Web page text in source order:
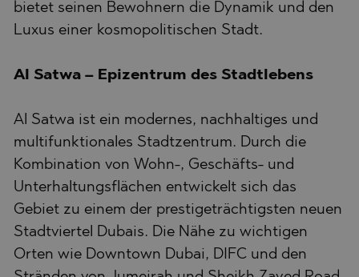
bietet seinen Bewohnern die Dynamik und den
Luxus einer kosmopolitischen Stadt.
Al Satwa – Epizentrum des Stadtlebens
Al Satwa ist ein modernes, nachhaltiges und
multifunktionales Stadtzentrum. Durch die
Kombination von Wohn-, Geschäfts- und
Unterhaltungsflächen entwickelt sich das
Gebiet zu einem der prestigeträchtigsten neuen
Stadtviertel Dubais. Die Nähe zu wichtigen
Orten wie Downtown Dubai, DIFC und den